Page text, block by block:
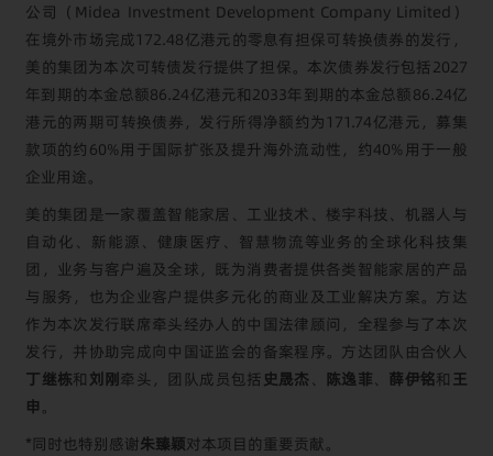
公司（Midea Investment Development Company Limited）
在境外市场完成172.48亿港元的零息有担保可转换债券的发行，
美的集团为本次可转债发行提供了担保。本次债券发行包括2027
年到期的本金总额86.24亿港元和2033年到期的本金总额86.24亿
港元的两期可转换债券，发行所得净额约为171.74亿港元，募集
款项的约60%用于国际扩张及提升海外流动性，约40%用于一般
企业用途。
美的集团是一家覆盖智能家居、工业技术、楼宇科技、机器人与
自动化、新能源、健康医疗、智慧物流等业务的全球化科技集
团，业务与客户遍及全球，既为消费者提供各类智能家居的产品
与服务，也为企业客户提供多元化的商业及工业解决方案。方达
作为本次发行联席牵头经办人的中国法律顾问，全程参与了本次
发行，并协助完成向中国证监会的备案程序。方达团队由合伙人
丁继栋和 刘刚 牵头，团队成员包括史晟杰 、 陈逸菲 、 薛伊铭和 王
申 。
*同时也特别感谢朱臻颖对本项目的重要贡献。